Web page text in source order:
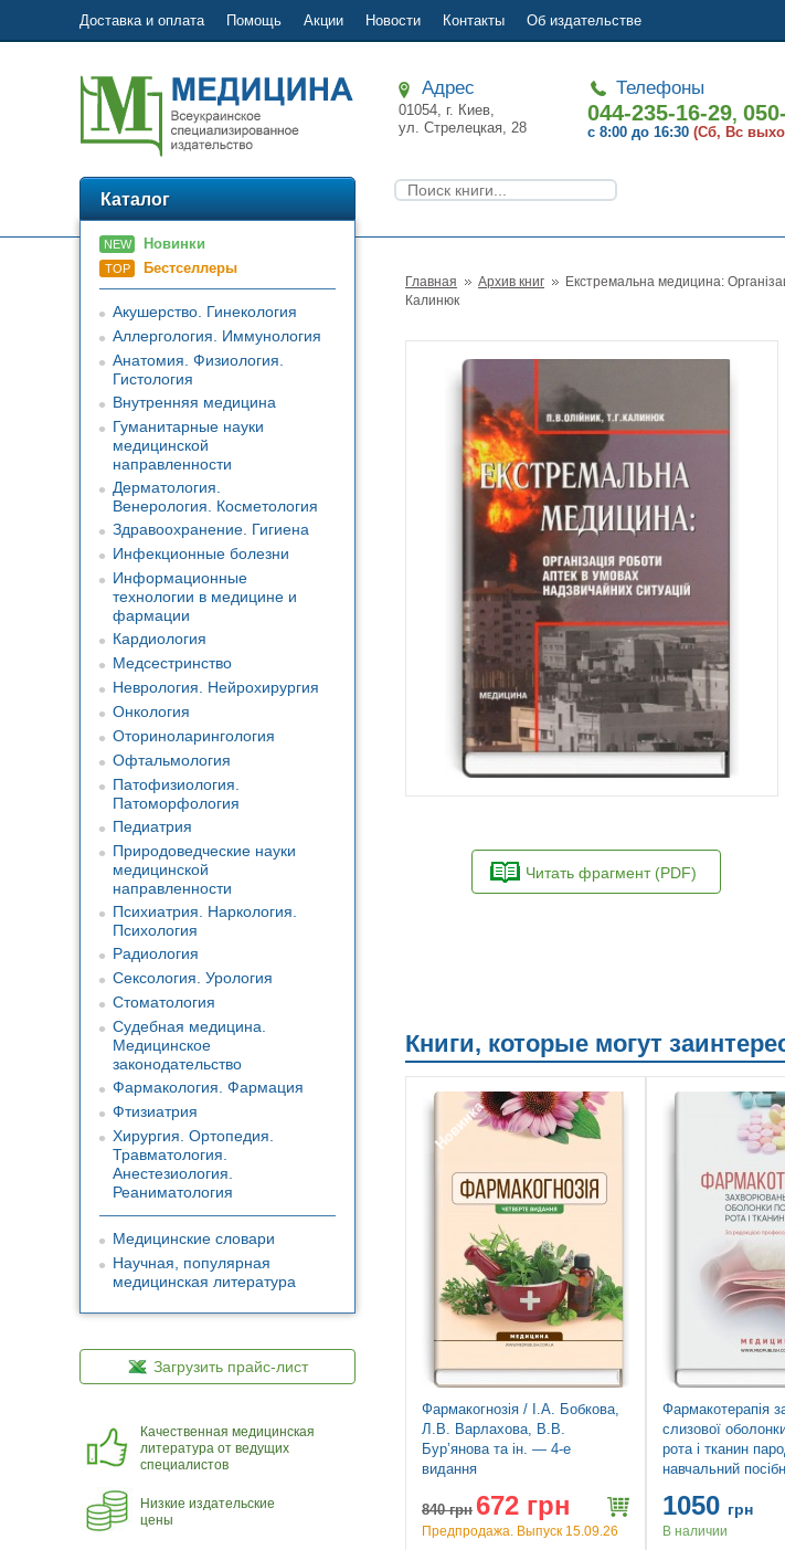
Доставка и оплата Помощь Акции Новости Контакты Об издательстве
Адрес
01054, г. Киев,
ул. Стрелецкая, 28
Телефоны
044-235-16-29,
с 8:00 до 16:30 (Сб, Вс
Главная Архив книг
Екстремальна медицина:
Калинюк
Читать фрагмент (PDF)
Книги, которые могут
Новинка
Фармакогнозія / І.А. Бобкова,
Л.В. Варлахова, В.В.
Бур’янова та ін. — 4-е
видання
840грн 672 грн
Предпродажа. Выпуск 15.09.26
Фармакотерапія
слизової
рота і тканин
навчальний
Данилевский,
ін.; за ред. А.В.
1050 грн
В наличии
Каталог
NEW Новинки
TOP Бестселлеры
Акушерство. Гинекология
Аллергология. Иммунология
Анатомия. Физиология.
Гистология
Внутренняя медицина
Гуманитарные науки
медицинской
направленности
Дерматология.
Венерология. Косметология
Здравоохранение. Гигиена
Инфекционные болезни
Информационные
технологии в медицине и
фармации
Кардиология
Медсестринство
Неврология. Нейрохирургия
Онкология
Оториноларингология
Офтальмология
Патофизиология.
Патоморфология
Педиатрия
Природоведческие науки
медицинской
направленности
Психиатрия. Наркология.
Психология
Радиология
Сексология. Урология
Стоматология
Судебная медицина.
Медицинское
законодательство
Фармакология. Фармация
Фтизиатрия
Хирургия. Ортопедия.
Травматология.
Анестезиология.
Реаниматология
Медицинские словари
Научная, популярная
медицинская литература
Загрузить прайс-лист
Качественная медицинская
литература от ведущих
специалистов
Низкие издательские
цены